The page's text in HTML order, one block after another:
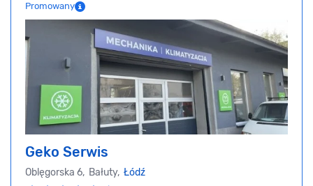
Promowany
Geko Serwis
Oblęgorska 6, Bałuty, Łódź